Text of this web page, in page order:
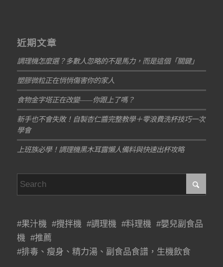
近期文章
調理機怎麼選？多數人忽略的不是馬力，而是這個「關鍵」
塑膠微粒正在悄悄傷害你的家人
食物金字塔正在改變——你跟上了嗎？
新手也不會失敗！自製杏仁醬完整教學＋零浪費洗杯技巧一次
學會
上班族必學！調理機黑木耳露懶人備料與快速出杯攻略
#果汁機 #攪拌機 #調理機 #料理機 #嬰兒副食品
機 #推薦
#排毒、瘦身、精力湯、副食品食譜，生機飲食